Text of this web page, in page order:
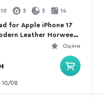
10 3 3 14
for Apple iPhone 17
Leather Horween
Оціни
10/08